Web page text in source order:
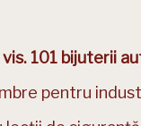
101 bijuterii
pentru